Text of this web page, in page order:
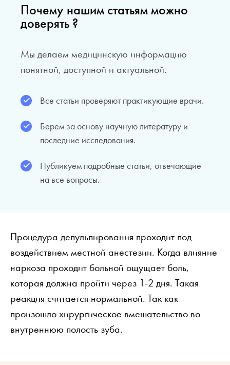
Почему нашим статьям можно
доверять ?
Мы делаем медицинскую информацию
понятной, доступной и актуальной.
Все статьи проверяют практикующие врачи.
Берем за основу научную литературу и
последние исследования.
Публикуем подробные статьи, отвечающие
на все вопросы.
Процедура депульпирования проходит под
воздействием местной анестезии. Когда влияние
наркоза проходит больной ощущает боль,
которая должна пройти через 1-2 дня. Такая
реакция считается нормальной. Так как
произошло хирургическое вмешательство во
внутреннюю полость зуба.